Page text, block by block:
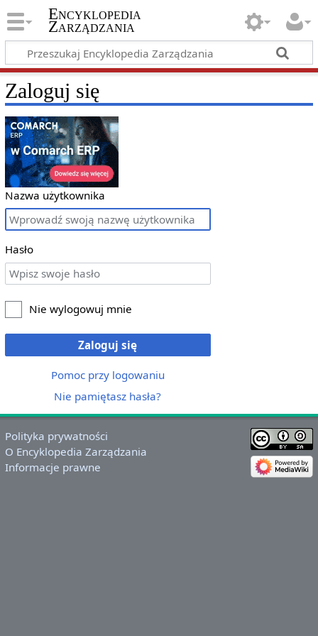
Encyklopedia
Zarządzania
Zaloguj się
Nazwa użytkownika
Hasło
Nie wylogowuj mnie
Zaloguj się
Pomoc przy logowaniu
Nie pamiętasz hasła?
Polityka prywatności
O Encyklopedia Zarządzania
Informacje prawne